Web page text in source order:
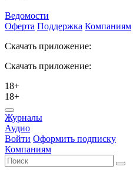
Ведомости
Оферта Поддержка Компаниям
Скачать приложение:
Скачать приложение:
18+
18+
Журналы
Аудио
Войти Оформить подписку
Компаниям